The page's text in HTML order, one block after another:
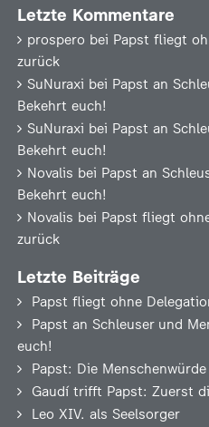
Letzte Kommentare
prospero bei Papst fliegt
zurück
SuNuraxi bei Papst an
Bekehrt euch!
SuNuraxi bei Papst an
Bekehrt euch!
Novalis bei Papst an
Bekehrt euch!
Novalis bei Papst fliegt
zurück
Letzte Beiträge
Papst fliegt ohne
Papst an Schleuser und
euch!
Papst: Die
Gaudí trifft Papst: Zuerst
Leo XIV. als Seelsorger